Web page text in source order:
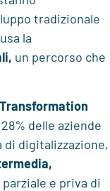
tradizionale
la
un percorso che
delle aziende
digitalizzazione,
e priva di